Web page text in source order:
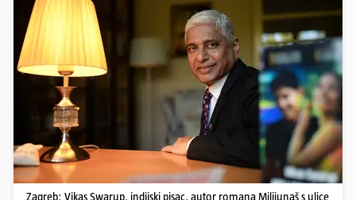
Zagreb: Vikas Swarup, indijski pisac, autor romana Milijunaš s ulice